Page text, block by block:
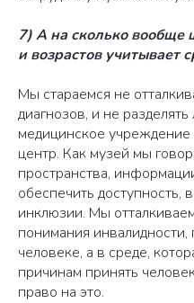
7) А на сколько вообще
и возрастов учитывает
Мы стараемся не
диагнозов, и не
медицинское
центр. Как музей мы
пространства,
обеспечить доступность,
инклюзии. Мы
понимания инвалидности,
человеке, а в среде,
причинам принять
право на это.